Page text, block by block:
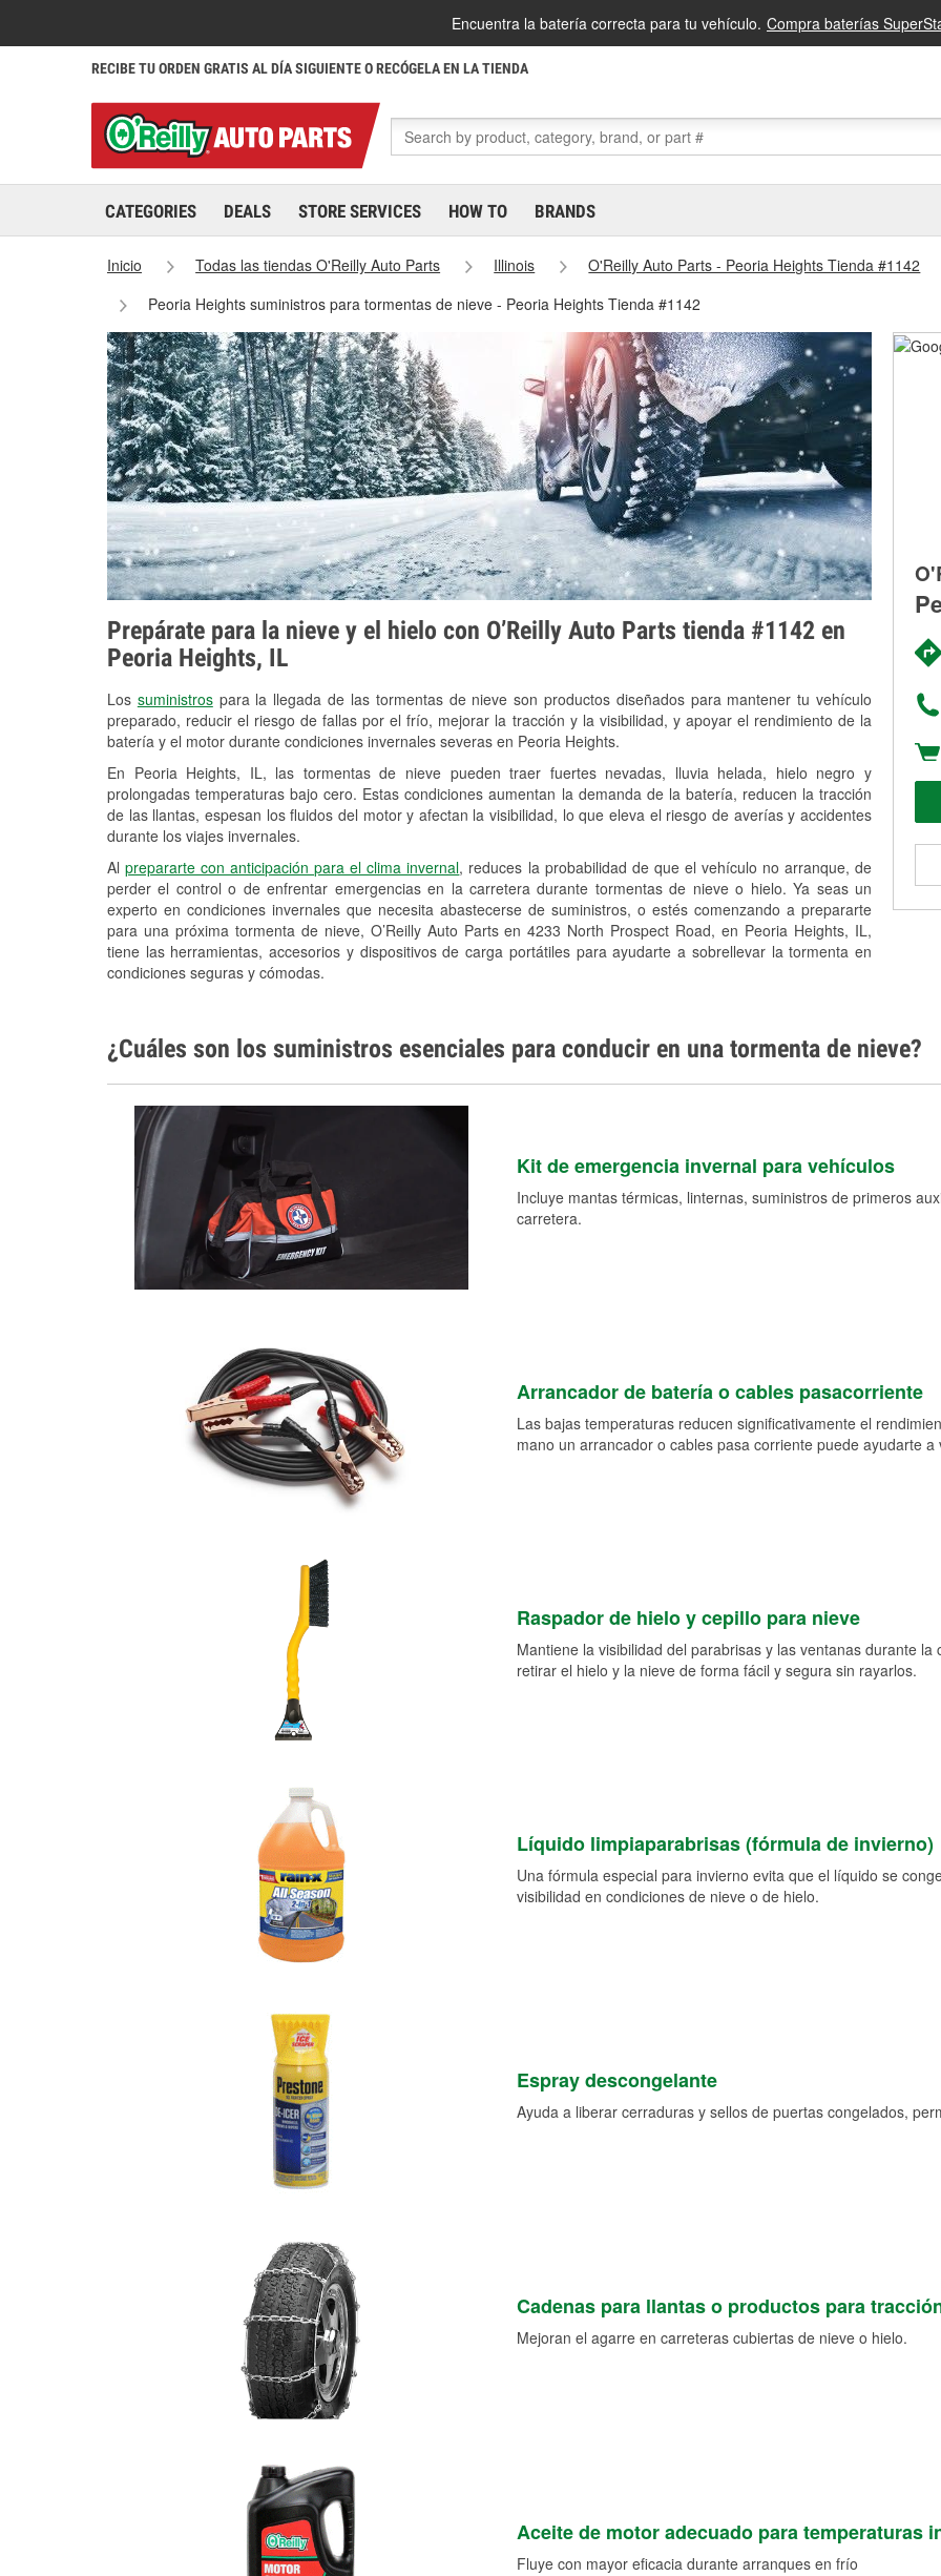
Encuentra la batería correcta para tu vehículo. Compra baterías
RECIBE TU ORDEN GRATIS AL DÍA SIGUIENTE O RECÓGELA EN LA TIENDA
CATEGORIES DEALS STORE SERVICES HOW TO BRANDS
Inicio Todas las tiendas O'Reilly Auto Parts Illinois
O'Reilly Auto Parts - Peoria Heights Tienda #1142
Peoria Heights suministros para tormentas de nieve - Peoria Heights Tienda #1142
Prepárate para la nieve y el hielo con O’Reilly Auto Parts tienda #1142 en
Peoria Heights, IL
Los suministrospara la llegada de las tormentas de nieve son productos diseñados para mantener tu vehículo
preparado, reducir el riesgo de fallas por el frío, mejorar la tracción y la visibilidad, y apoyar el rendimiento de la
batería y el motor durante condiciones invernales severas en Peoria Heights.
En Peoria Heights, IL, las tormentas de nieve pueden traer fuertes nevadas, lluvia helada, hielo negro y
prolongadas temperaturas bajo cero. Estas condiciones aumentan la demanda de la batería, reducen la tracción
de las llantas, espesan los fluidos del motor y afectan la visibilidad, lo que eleva el riesgo de averías y accidentes
durante los viajes invernales.
Alprepararte con anticipación para el clima invernal, reduces la probabilidad de que el vehículo no arranque, de
perder el control o de enfrentar emergencias en la carretera durante tormentas de nieve o hielo. Ya seas un
experto en condiciones invernales que necesita abastecerse de suministros, o estés comenzando a prepararte
para una próxima tormenta de nieve, O’Reilly Auto Parts en 4233 North Prospect Road, en Peoria Heights, IL,
tiene las herramientas, accesorios y dispositivos de carga portátiles para ayudarte a sobrellevar la tormenta en
condiciones seguras y cómodas.
¿Cuáles son los suministros esenciales para conducir en una tormenta de nieve?
Kit de emergencia invernal para vehículos
Incluye mantas térmicas, linternas, suministros de primeros
carretera.
Arrancador de batería o cables pasacorriente
Las bajas temperaturas reducen significativamente el
mano un arrancador o cables pasa corriente puede ayudarte
Raspador de hielo y cepillo para nieve
Mantiene la visibilidad del parabrisas y las ventanas durante
retirar el hielo y la nieve de forma fácil y segura sin rayarlos.
Líquido limpiaparabrisas (fórmula de invierno)
Una fórmula especial para invierno evita que el líquido se
visibilidad en condiciones de nieve o de hielo.
Espray descongelante
Ayuda a liberar cerraduras y sellos de puertas congelados,
Cadenas para llantas o productos para
Mejoran el agarre en carreteras cubiertas de nieve o hielo.
Aceite de motor adecuado para temperaturas
Fluye con mayor eficacia durante arranques en frío